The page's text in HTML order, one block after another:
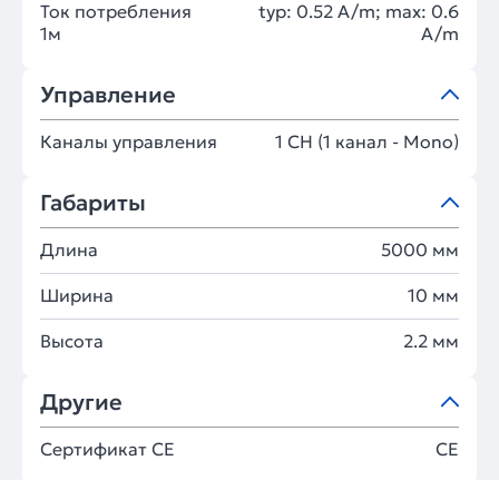
Ток потребления
1м
typ: 0.52 A/m; max: 0.6
A/m
Управление
Каналы управления 1 CH (1 канал - Mono)
Габариты
Длина 5000 мм
Ширина 10 мм
Высота 2.2 мм
Другие
Сертификат CE CE